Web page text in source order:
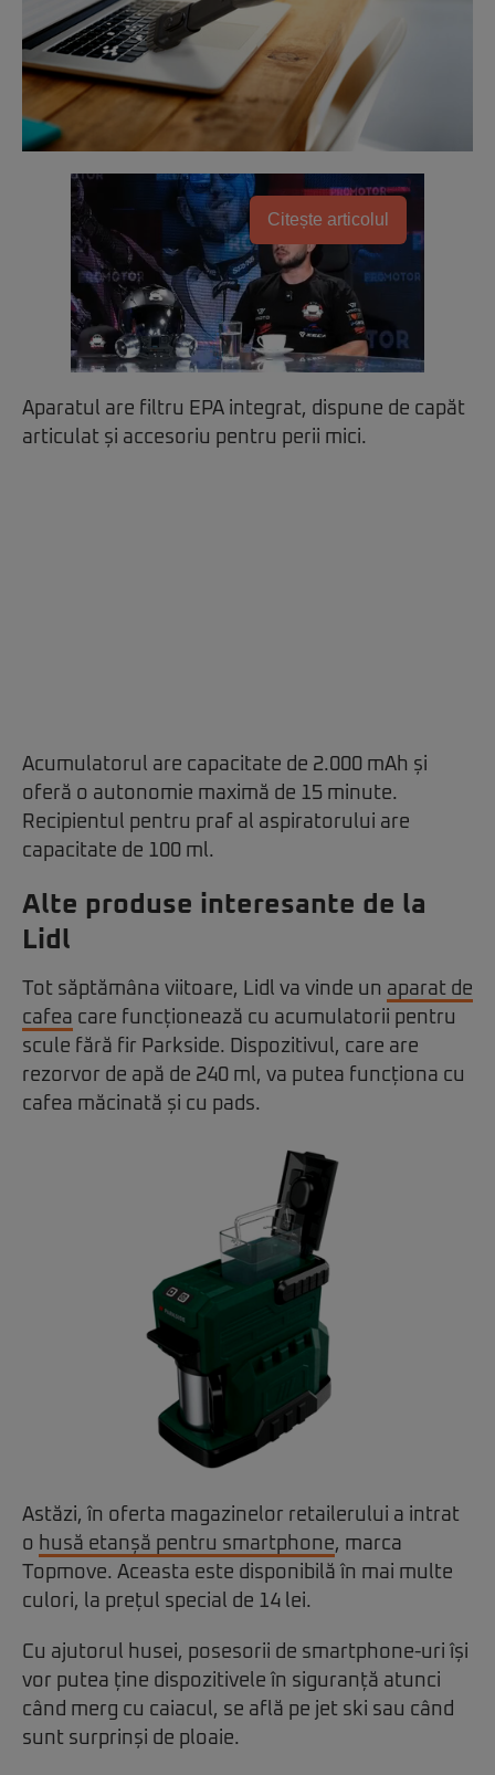
Citește articolul
Aparatul are filtru EPA integrat, dispune de capăt
articulat și accesoriu pentru perii mici.
Acumulatorul are capacitate de 2.000 mAh și
oferă o autonomie maximă de 15 minute.
Recipientul pentru praf al aspiratorului are
capacitate de 100 ml.
Alte produse interesante de la
Lidl
Tot săptămâna viitoare, Lidl va vinde un aparat de
cafea care funcționează cu acumulatorii pentru
scule fără fir Parkside. Dispozitivul, care are
rezorvor de apă de 240 ml, va putea funcționa cu
cafea măcinată și cu pads.
Astăzi, în oferta magazinelor retailerului a intrat
o husă etanșă pentru smartphone, marca
Topmove. Aceasta este disponibilă în mai multe
culori, la prețul special de 14 lei.
Cu ajutorul husei, posesorii de smartphone-uri își
vor putea ține dispozitivele în siguranță atunci
când merg cu caiacul, se află pe jet ski sau când
sunt surprinși de ploaie.